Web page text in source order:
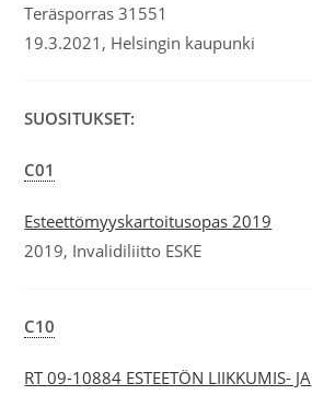
Teräsporras 31551
19.3.2021, Helsingin kaupunki
SUOSITUKSET:
C01
Esteettömyyskartoitusopas 2019
2019, Invalidiliitto ESKE
C10
RT 09-10884 ESTEETÖN LIIKKUMIS- JA